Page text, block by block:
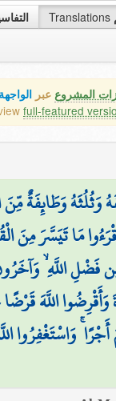
Translations
المشروع عبر
full-featured
وَطَائِفَةٌ مِّنَ
مَا تَيَسَّرَ مِنَ
اللَّهِ
وَأَقْرِضُوا اللَّهَ
وَاسْتَغْفِرُوا